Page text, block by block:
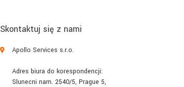
Skontaktuj się z nami
Apollo Services s.r.o.
Adres biura do korespondencji:
Slunecni nam. 2540/5, Prague 5,